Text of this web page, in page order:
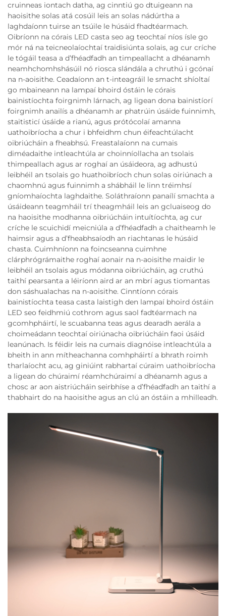
cruinneas iontach datha, ag cinntiú go dtuigeann na
haoisithe solas atá cosúil leis an solas nádúrtha a
laghdaíonn tuirse an tsúile le húsáid fhadtéarmach.
Oibríonn na córais LED casta seo ag teochtaí níos ísle go
mór ná na teicneolaíochtaí traidisiúnta solais, ag cur críche
le tógáil teasa a d’fhéadfadh an timpeallacht a dhéanamh
neamhchomhshásúil nó riosca slándála a chruthú i gcónaí
na n-aoisithe. Ceadaíonn an t-inteagráil le smacht shíoltaí
go mbaineann na lampaí bhoird óstáin le córais
bainistíochta foirgnimh lárnach, ag ligean dona bainistíorí
foirgnimh anailís a dhéanamh ar phatrúin úsáide fuinnimh,
staitisticí úsáide a rianú, agus prótócolaí amanna
uathoibríocha a chur i bhfeidhm chun éifeachtúlacht
oibriúcháin a fheabhsú. Freastalaíonn na cumais
diméadaithe intleachtúla ar choinníollacha an tsolais
thimpeallach agus ar roghaí an úsáideora, ag adhustú
leibhéil an tsolais go huathoibríoch chun solas oiriúnach a
chaomhnú agus fuinnimh a shábháil le linn tréimhsí
gníomhaíochta laghdaithe. Soláthraíonn panaílí smachta a
úsáideann teagmháil trí theagmháil leis an gcluaiseog do
na haoisithe modhanna oibriúcháin intuítíochta, ag cur
críche le scuichidí meicniúla a d’fhéadfadh a chaitheamh le
haimsir agus a d’fheabhsaíodh an riachtanas le húsáid
chasta. Cuimhníonn na foincseanna cuimhne
clárphrógrámaithe roghaí aonair na n-aoisithe maidir le
leibhéil an tsolais agus módanna oibriúcháin, ag cruthú
taithí pearsanta a léiríonn aird ar an mbrí agus tiomantas
don sáshualachas na n-aoisithe. Cinntíonn córais
bainistíochta teasa casta laistigh den lampaí bhoird óstáin
LED seo feidhmiú cothrom agus saol fadtéarmach na
gcomhpháirtí, le scuabanna teas agus dearadh aerála a
choimeádann teochtaí oiriúnacha oibriúcháin faoi úsáid
leanúnach. Is féidir leis na cumais diagnóise intleachtúla a
bheith in ann mítheachanna comhpháirtí a bhrath roimh
tharlaíocht acu, ag giniúint rabhartaí cúraim uathoibríocha
a ligean do chúraimí réamhchúraimí a dhéanamh agus a
chosc ar aon aistriúcháin seirbhíse a d’fhéadfadh an taithí a
thabhairt do na haoisithe agus an clú an óstáin a mhilleadh.